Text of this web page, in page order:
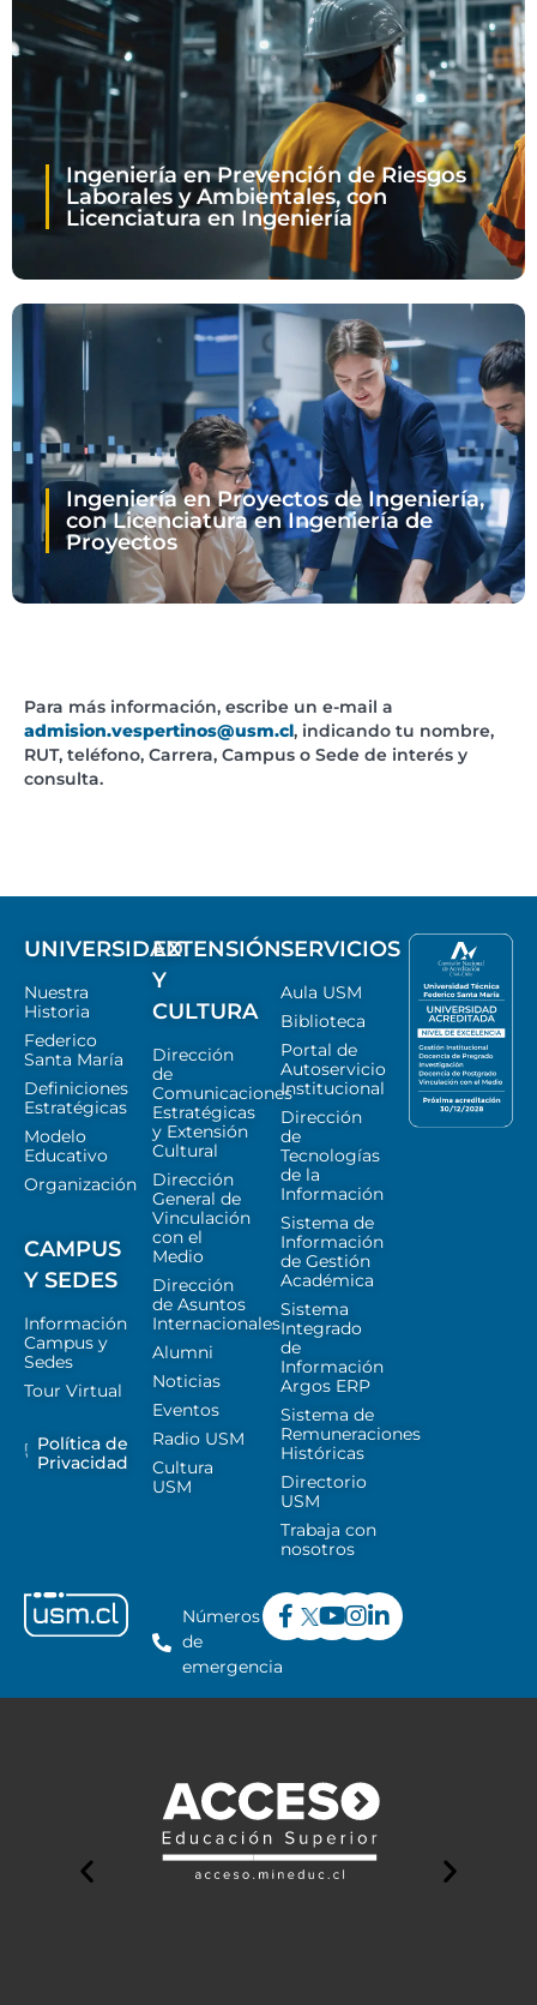
Ingeniería en Prevención de Riesgos
Laborales y Ambientales, con
Licenciatura en Ingeniería
Ingeniería en Proyectos de Ingeniería,
con Licenciatura en Ingeniería de
Proyectos
Para más información, escribe un e-mail a
admision.vespertinos@usm.cl, indicando tu nombre,
RUT, teléfono, Carrera, Campus o Sede de interés y
consulta.
UNIVERSIDAD
Nuestra
Historia
Federico
Santa María
Definiciones
Estratégicas
Modelo
Educativo
Organización
CAMPUS
Y SEDES
Información
Campus y
Sedes
Tour Virtual
Política de
Privacidad
EXTENSIÓN
Y
CULTURA
Dirección
de
Comunicaciones
Estratégicas
y Extensión
Cultural
Dirección
General de
Vinculación
con el
Medio
Dirección
de Asuntos
Internacionales
Alumni
Noticias
Eventos
Radio USM
Cultura
USM
SERVICIOS
Aula USM
Biblioteca
Portal de
Autoservicio
Institucional
Dirección
de
Tecnologías
de la
Información
Sistema de
Información
de Gestión
Académica
Sistema
Integrado
de
Información
Argos ERP
Sistema de
Remuneraciones
Históricas
Directorio
USM
Trabaja con
nosotros
Números
de
emergencia